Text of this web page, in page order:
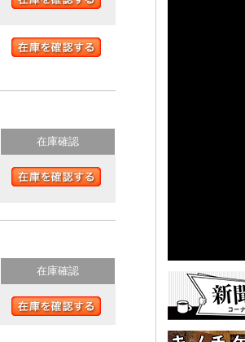
在庫確認
在庫確認